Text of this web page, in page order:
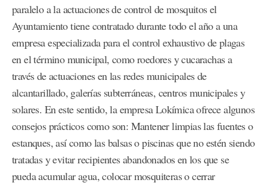
paralelo a la actuaciones de control de mosquitos el
Ayuntamiento tiene contratado durante todo el año a una
empresa especializada para el control exhaustivo de plagas
en el término municipal, como roedores y cucarachas a
través de actuaciones en las redes municipales de
alcantarillado, galerías subterráneas, centros municipales y
solares. En este sentido, la empresa Lokímica ofrece algunos
consejos prácticos como son: Mantener limpias las fuentes o
estanques, así como las balsas o piscinas que no estén siendo
tratadas y evitar recipientes abandonados en los que se
pueda acumular agua, colocar mosquiteras o cerrar